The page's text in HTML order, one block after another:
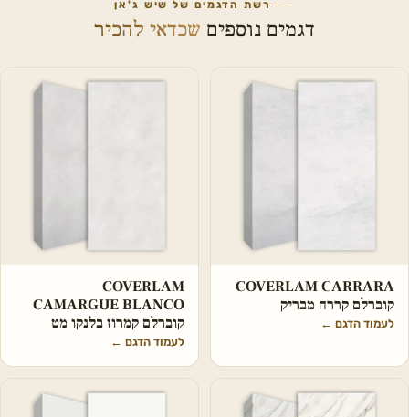
רשת הדגמים של שיש ג'אן
דגמים נוספים שכדאי להכיר
COVERLAM CARRARA
קוברלם קררה מבריק
לעמוד הדגם ←
COVERLAM
CAMARGUE BLANCO
קוברלם קמרוז בלנקו מט
לעמוד הדגם ←